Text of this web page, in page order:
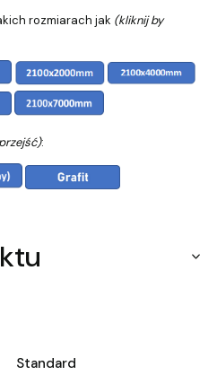
rozmiarach jak (kliknij by
:
Standard